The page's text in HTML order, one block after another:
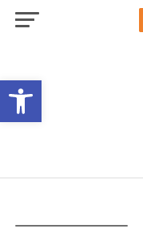
Open toolbar